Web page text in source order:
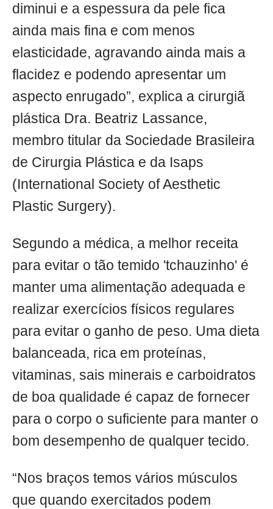
diminui e a espessura da pele fica
ainda mais fina e com menos
elasticidade, agravando ainda mais a
flacidez e podendo apresentar um
aspecto enrugado”, explica a cirurgiã
plástica Dra. Beatriz Lassance,
membro titular da Sociedade Brasileira
de Cirurgia Plástica e da Isaps
(International Society of Aesthetic
Plastic Surgery).
Segundo a médica, a melhor receita
para evitar o tão temido 'tchauzinho' é
manter uma alimentação adequada e
realizar exercícios físicos regulares
para evitar o ganho de peso. Uma dieta
balanceada, rica em proteínas,
vitaminas, sais minerais e carboidratos
de boa qualidade é capaz de fornecer
para o corpo o suficiente para manter o
bom desempenho de qualquer tecido.
“Nos braços temos vários músculos
que quando exercitados podem